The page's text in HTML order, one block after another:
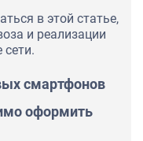
в этой статье,
и реализации
сети.
смартфонов
оформить